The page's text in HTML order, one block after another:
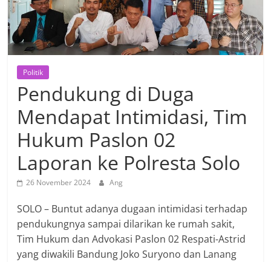
Politik
Pendukung di Duga
Mendapat Intimidasi, Tim
Hukum Paslon 02
Laporan ke Polresta Solo
26 November 2024 Ang
SOLO – Buntut adanya dugaan intimidasi terhadap
pendukungnya sampai dilarikan ke rumah sakit,
Tim Hukum dan Advokasi Paslon 02 Respati-Astrid
yang diwakili Bandung Joko Suryono dan Lanang